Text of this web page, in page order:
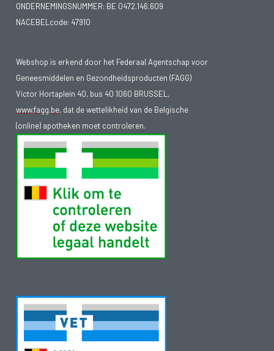
ONDERNEMINGSNUMMER: BE 0472.146.609
NACEBELcode: 47910
Webshop is erkend door het Federaal Agentschap voor
Geneesmiddelen en Gezondheidsproducten (FAGG)
Victor Hortaplein 40, bus 40 1060 BRUSSEL,
www.fagg.be, dat de wettelikheid van de Belgische
(online) apotheken moet controleren.